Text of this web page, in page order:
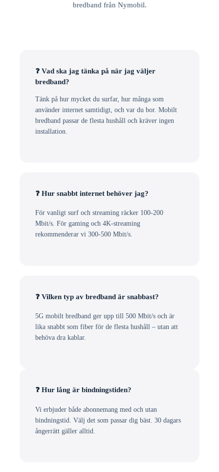
bredband från Nymobil.
❓ Vad ska jag tänka på när jag väljer
bredband?
Tänk på hur mycket du surfar, hur många som
använder internet samtidigt, och var du bor. Mobilt
bredband passar de flesta hushåll och kräver ingen
installation.
❓ Hur snabbt internet behöver jag?
För vanligt surf och streaming räcker 100-200
Mbit/s. För gaming och 4K-streaming
rekommenderar vi 300-500 Mbit/s.
❓ Vilken typ av bredband är snabbast?
5G mobilt bredband ger upp till 500 Mbit/s och är
lika snabbt som fiber för de flesta hushåll – utan att
behöva dra kablar.
❓ Hur lång är bindningstiden?
Vi erbjuder både abonnemang med och utan
bindningstid. Välj det som passar dig bäst. 30 dagars
ångerrätt gäller alltid.